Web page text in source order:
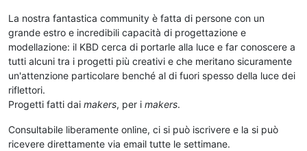
La nostra fantastica community è fatta di persone con un
grande estro e incredibili capacità di progettazione e
modellazione: il KBD cerca di portarle alla luce e far conoscere a
tutti alcuni tra i progetti più creativi e che meritano sicuramente
un'attenzione particolare benché al di fuori spesso della luce dei
riflettori.
Progetti fatti dai makers, per i makers.
Consultabile liberamente online, ci si può iscrivere e la si può
ricevere direttamente via email tutte le settimane.